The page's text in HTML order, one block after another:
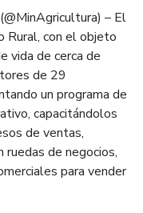
– El
Rural, con el objeto
vida de cerca de
de 29
un programa de
capacitándolos
de ventas,
ruedas de negocios,
para vender